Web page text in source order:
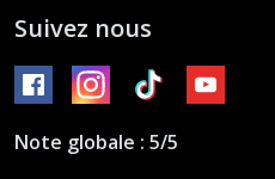
Suivez nous
Note globale : 5/5